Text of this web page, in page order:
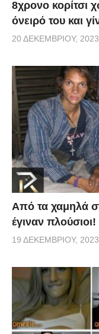
8χρονο κορίτσι
όνειρό του και
20 ΔΕΚΕΜΒΡΊΟΥ, 2023
Από τα χαμηλά
έγιναν πλούσιοι!
19 ΔΕΚΕΜΒΡΊΟΥ, 2023